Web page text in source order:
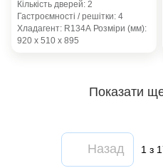
Кількість дверей: 2
Гастроємності / решітки: 4
Хладагент: R134А Розміри (мм):
920 x 510 x 895
Показати
Назад 1 з